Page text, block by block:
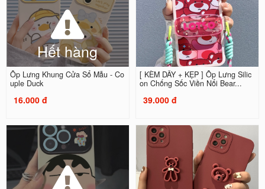
Hết hàng
Ốp Lưng Khung Cửa Sổ Mẫu - Co
uple Duck
16.000 đ
[ KÈM DÂY + KẸP ] Ốp Lưng Silic
on Chống Sốc Viền Nổi Bear...
39.000 đ